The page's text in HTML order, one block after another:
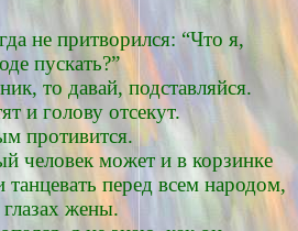
не притворился: “Что я,
пускать?”
то давай, подставляйся.
и голову отсекут.
противится.
человек может и в корзинке
танцевать перед всем народом,
жены.